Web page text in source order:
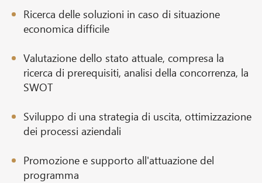
Ricerca delle soluzioni in caso di situazione
economica difficile
Valutazione dello stato attuale, compresa la
ricerca di prerequisiti, analisi della concorrenza, la
SWOT
Sviluppo di una strategia di uscita, ottimizzazione
dei processi aziendali
Promozione e supporto all'attuazione del
programma